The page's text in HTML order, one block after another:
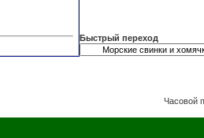
Быстрый переход
Часовой